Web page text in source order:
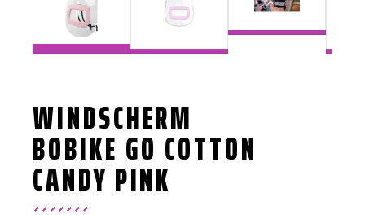
WINDSCHERM
BOBIKE GO COTTON
CANDY PINK